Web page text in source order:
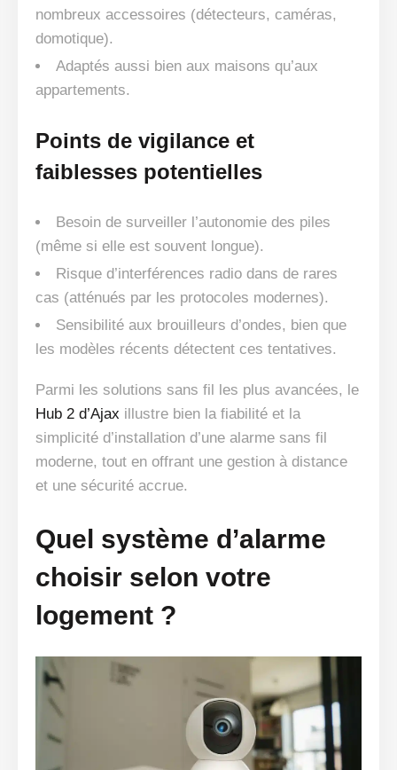
nombreux accessoires (détecteurs, caméras,
domotique).
Adaptés aussi bien aux maisons qu’aux
appartements.
Points de vigilance et
faiblesses potentielles
Besoin de surveiller l’autonomie des piles
(même si elle est souvent longue).
Risque d’interférences radio dans de rares
cas (atténués par les protocoles modernes).
Sensibilité aux brouilleurs d’ondes, bien que
les modèles récents détectent ces tentatives.
Parmi les solutions sans fil les plus avancées, le
Hub 2 d’Ajax illustre bien la fiabilité et la
simplicité d’installation d’une alarme sans fil
moderne, tout en offrant une gestion à distance
et une sécurité accrue.
Quel système d’alarme
choisir selon votre
logement ?